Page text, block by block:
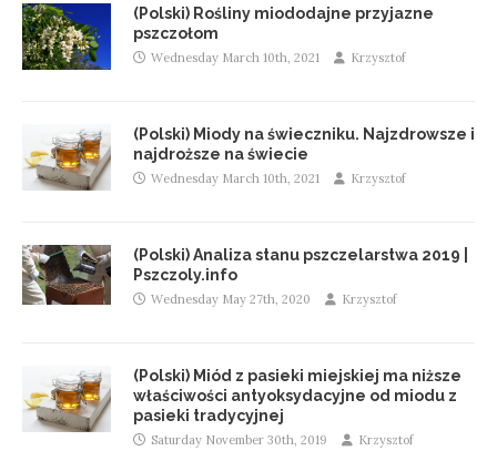
(Polski) Rośliny miododajne przyjazne
pszczołom
Wednesday March 10th, 2021 Krzysztof
(Polski) Miody na świeczniku. Najzdrowsze i
najdroższe na świecie
Wednesday March 10th, 2021 Krzysztof
(Polski) Analiza stanu pszczelarstwa 2019 |
Pszczoly.info
Wednesday May 27th, 2020 Krzysztof
(Polski) Miód z pasieki miejskiej ma niższe
właściwości antyoksydacyjne od miodu z
pasieki tradycyjnej
Saturday November 30th, 2019 Krzysztof